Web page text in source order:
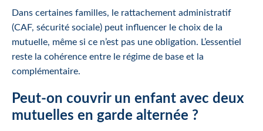
Dans certaines familles, le rattachement administratif
(CAF, sécurité sociale) peut influencer le choix de la
mutuelle, même si ce n’est pas une obligation. L’essentiel
reste la cohérence entre le régime de base et la
complémentaire.
Peut-on couvrir un enfant avec deux
mutuelles en garde alternée ?